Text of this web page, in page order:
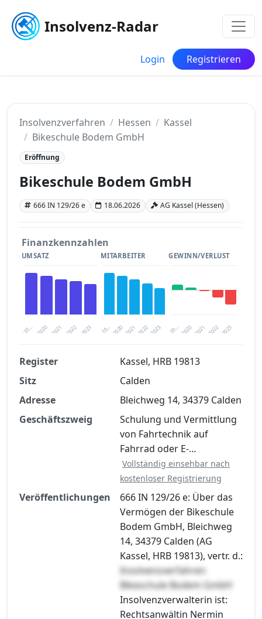
Insolvenz-Radar
Login Registrieren
Insolvenzverfahren Hessen
Kassel
Bikeschule Bodem GmbH
Eröffnung
Bikeschule Bodem GmbH
666 IN 129/26 e 18.06.2026 AG Kassel (Hessen)
Finanzkennzahlen
UMSATZ
20… 2021 2023
2020 2022
MITARBEITER
20… 2021 2023
2020 2022
GEWINN/VERLUST
20… 2021 2023
2020 2022
Finanzkennzahlen nach kostenloser
Registrierung verfügbar
Jetzt kostenlos registrieren
Register
Kassel, HRB 19813
Sitz
Calden
Adresse
Bleichweg 14, 34379 Calden
Geschäftszweig
Schulung und Vermittlung
von Fahrtechnik auf
Fahrrad oder E-…
Vollständig einsehbar nach
kostenloser Registrierung
Veröffentlichungen
666 IN 129/26 e: Über das
Vermögen der Bikeschule
Bodem GmbH, Bleichweg
14, 34379 Calden (AG
Kassel, HRB 19813), vertr. d.:
Insolvenzverfahren
Bikeschule Bodem GmbH
Insolvenzverwalterin ist:
Rechtsanwältin Nermin